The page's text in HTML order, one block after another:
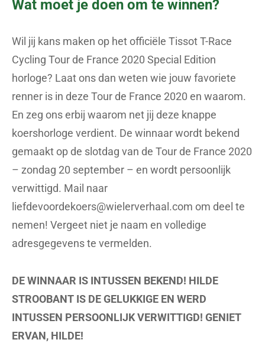
Wat moet je doen om te winnen?
Wil jij kans maken op het officiële Tissot T-Race
Cycling Tour de France 2020 Special Edition
horloge? Laat ons dan weten wie jouw favoriete
renner is in deze Tour de France 2020 en waarom.
En zeg ons erbij waarom net jij deze knappe
koershorloge verdient. De winnaar wordt bekend
gemaakt op de slotdag van de Tour de France 2020
– zondag 20 september – en wordt persoonlijk
verwittigd. Mail naar
liefdevoordekoers@wielerverhaal.com om deel te
nemen! Vergeet niet je naam en volledige
adresgegevens te vermelden.
DE WINNAAR IS INTUSSEN BEKEND! HILDE
STROOBANT IS DE GELUKKIGE EN WERD
INTUSSEN PERSOONLIJK VERWITTIGD! GENIET
ERVAN, HILDE!